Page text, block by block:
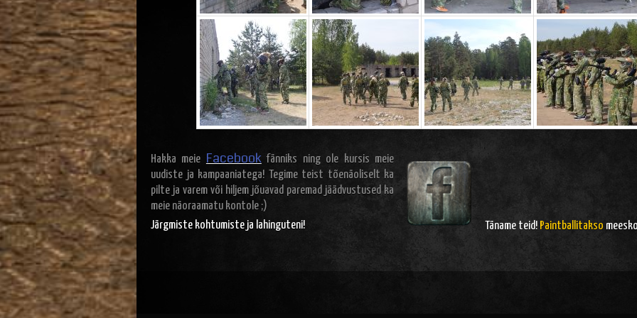
Hakka meie Facebookfänniks ning ole kursis meie
uudiste ja kampaaniatega! Tegime teist tõenäoliselt ka
pilte ja varem või hiljem jõuavad paremad jäädvustused ka
meie näoraamatu kontole ;)
Järgmiste kohtumiste ja lahinguteni!
Täname teid! Paintballitakso